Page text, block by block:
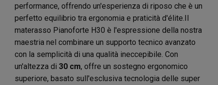
performance, offrendo un'esperienza di riposo che è un
perfetto equilibrio tra ergonomia e praticità d'élite.Il
materasso Pianoforte H30 è l'espressione della nostra
maestria nel combinare un supporto tecnico avanzato
con la semplicità di una qualità ineccepibile. Con
un'altezza di 30 cm, offre un sostegno ergonomico
superiore, basato sull'esclusiva tecnologia delle super